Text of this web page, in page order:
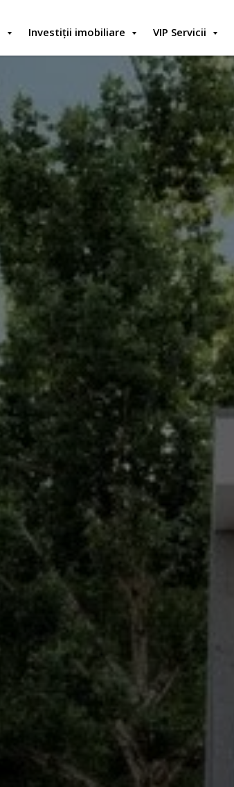
Investiții imobiliare VIP Servicii